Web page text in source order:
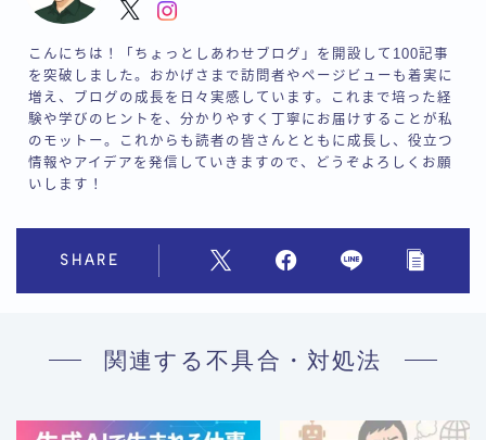
こんにちは！「ちょっとしあわせブログ」を開設して100記事
を突破しました。おかげさまで訪問者やページビューも着実に
増え、ブログの成長を日々実感しています。これまで培った経
験や学びのヒントを、分かりやすく丁寧にお届けすることが私
のモットー。これからも読者の皆さんとともに成長し、役立つ
情報やアイデアを発信していきますので、どうぞよろしくお願
いします！
SHARE
関連する不具合・対処法